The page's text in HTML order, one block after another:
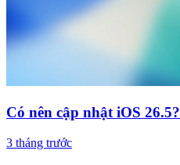
Có nên cập nhật iOS 26.5?
3 tháng trước